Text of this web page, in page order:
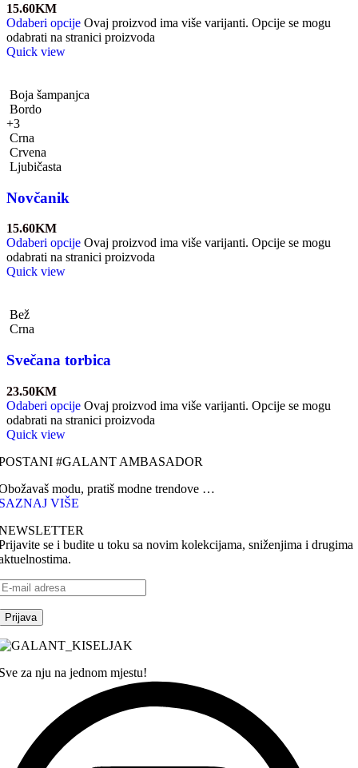
15.60KM
Odaberi opcije Ovaj proizvod ima više varijanti. Opcije se mogu
odabrati na stranici proizvoda
Quick view
Boja šampanjca
Bordo
+3
Crna
Crvena
Ljubičasta
Novčanik
15.60KM
Odaberi opcije Ovaj proizvod ima više varijanti. Opcije se mogu
odabrati na stranici proizvoda
Quick view
Bež
Crna
Svečana torbica
23.50KM
Odaberi opcije Ovaj proizvod ima više varijanti. Opcije se mogu
odabrati na stranici proizvoda
Quick view
#GALANT AMBASADOR
modu, pratiš modne trendove …
VIŠE
se i budite u toku sa novim kolekcijama, sniženjima i drugima
za nju na jednom mjestu!